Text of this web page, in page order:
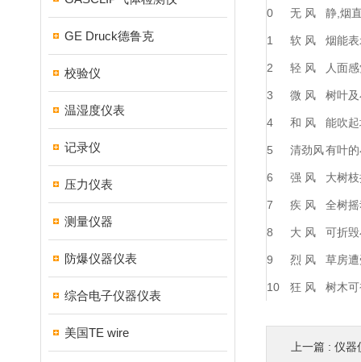
GE Druck德鲁克
校验仪
温湿度仪表
记录仪
压力仪表
测量仪器
防爆仪器仪表
综合电子仪器仪表
美国TE wire
0 无 风 静,烟
1 软 风 烟能
2 轻 风 人面
3 微 风 树叶
4 和 风 能吹
5 清劲风有叶
6 强 风 大树
7 疾 风 全树
8 大 风 可折
9 烈 风 草房
10 狂 风 树木
上一篇 : 仪器